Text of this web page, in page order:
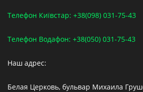
Телефон Київстар: +38(098) 031-75-43
Телефон Водафон: +38(050) 031-75-43
Наш адрес:
Белая Церковь, бульвар Михаила